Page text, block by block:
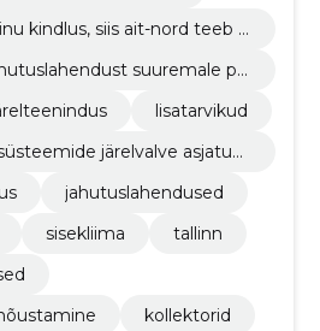
kindlus, siis ait-nord teeb s
soojuspumpasid (m
suuremale pr
know-how ning kogemus ol
lisatarvikud
järelvalve asjatun
regulaarselt tehasepools
jahutuslahendused
sisekliima
tallinn
kollektorid